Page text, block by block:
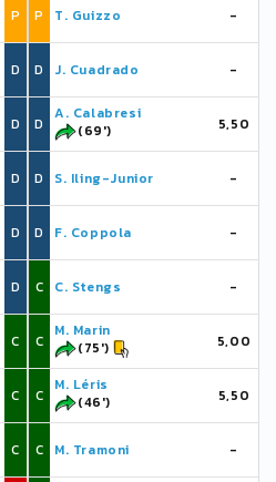
P
D
D
D
D
D
C
C
C
P T. Guizzo -
D J. Cuadrado -
D
A. Calabresi
(69')
5,50
D S. Iling-Junior -
D F. Coppola -
C C. Stengs -
C
M. Marin
(75')
5,00
C
M. Léris
(46')
5,50
C M. Tramoni -